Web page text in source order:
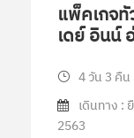
แพ็คเกจ
เดย์ อินน์
4 วัน 3 คืน
เดินทาง :
2563